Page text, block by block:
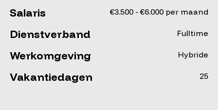
Salaris €3.500 - €6.000 per maand
Dienstverband Fulltime
Werkomgeving Hybride
Vakantiedagen 25